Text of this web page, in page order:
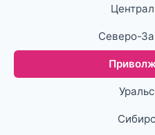
Северо-